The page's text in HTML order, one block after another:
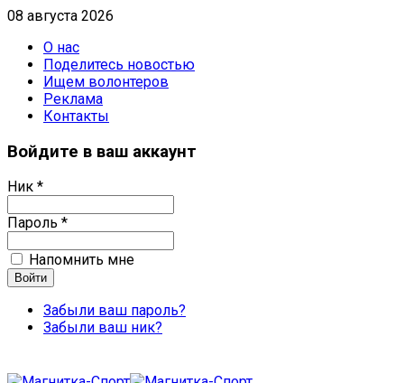
08 августа 2026
О нас
Поделитесь новостью
Ищем волонтеров
Реклама
Контакты
Войдите в ваш аккаунт
Ник *
Пароль *
Напомнить мне
Забыли ваш пароль?
Забыли ваш ник?